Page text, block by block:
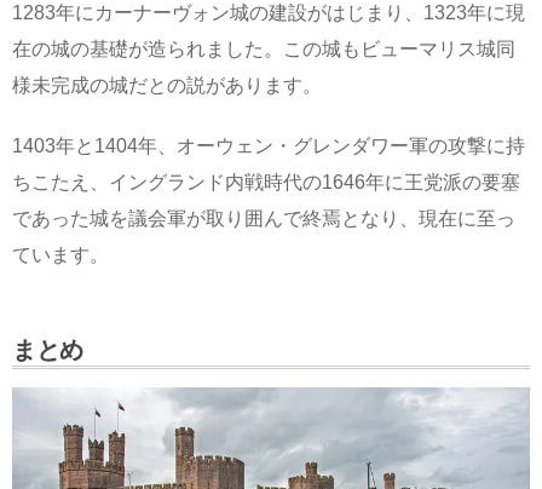
1283年にカーナーヴォン城の建設がはじまり、1323年に現
在の城の基礎が造られました。この城もビューマリス城同
様未完成の城だとの説があります。
1403年と1404年、オーウェン・グレンダワー軍の攻撃に持
ちこたえ、イングランド内戦時代の1646年に王党派の要塞
であった城を議会軍が取り囲んで終焉となり、現在に至っ
ています。
まとめ